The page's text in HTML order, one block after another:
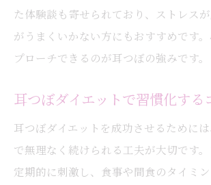
た体験談も寄せられており、ストレス
がうまくいかない方にもおすすめです
プローチできるのが耳つぼの強みです。
耳つぼダイエットで習慣化する
耳つぼダイエットを成功させるために
で無理なく続けられる工夫が大切です。
定期的に刺激し、食事や間食のタイミン